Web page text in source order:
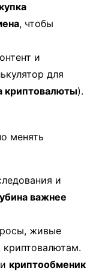
, чтобы
и
для
криптовалюты).
менять
и
важнее
живые
криптообменик